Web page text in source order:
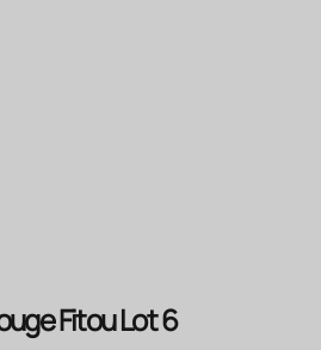
Fitou Lot 6